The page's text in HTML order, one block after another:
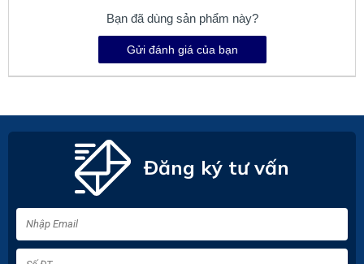
Bạn đã dùng sản phẩm này?
Gửi đánh giá của bạn
Đăng ký tư vấn